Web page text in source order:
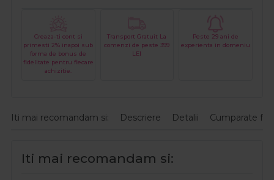
Creaza-ti cont si
primesti 2% inapoi sub
forma de bonus de
fidelitate pentru fiecare
achizitie.
Transport Gratuit La
comenzi de peste 399
LEI
Peste 29 ani de
experienta in domeniu
Iti mai recomandam si: Descriere Detalii Cumparate
Iti mai recomandam si: